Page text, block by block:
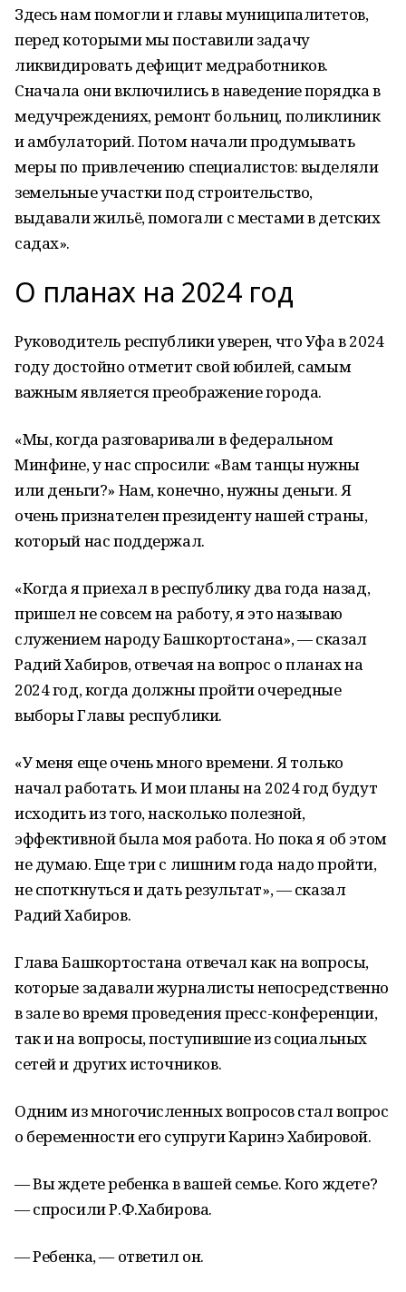
Здесь нам помогли и главы муниципалитетов,
перед которыми мы поставили задачу
ликвидировать дефицит медработников.
Сначала они включились в наведение порядка в
медучреждениях, ремонт больниц, поликлиник
и амбулаторий. Потом начали продумывать
меры по привлечению специалистов: выделяли
земельные участки под строительство,
выдавали жильё, помогали с местами в детских
садах».
О планах на 2024 год
Руководитель республики уверен, что Уфа в 2024
году достойно отметит свой юбилей, самым
важным является преображение города.
«Мы, когда разговаривали в федеральном
Минфине, у нас спросили: «Вам танцы нужны
или деньги?» Нам, конечно, нужны деньги. Я
очень признателен президенту нашей страны,
который нас поддержал.
«Когда я приехал в республику два года назад,
пришел не совсем на работу, я это называю
служением народу Башкортостана», — сказал
Радий Хабиров, отвечая на вопрос о планах на
2024 год, когда должны пройти очередные
выборы Главы республики.
«У меня еще очень много времени. Я только
начал работать. И мои планы на 2024 год будут
исходить из того, насколько полезной,
эффективной была моя работа. Но пока я об этом
не думаю. Еще три с лишним года надо пройти,
не споткнуться и дать результат», — сказал
Радий Хабиров.
Глава Башкортостана отвечал как на вопросы,
которые задавали журналисты непосредственно
в зале во время проведения пресс-конференции,
так и на вопросы, поступившие из социальных
сетей и других источников.
Одним из многочисленных вопросов стал вопрос
о беременности его супруги Каринэ Хабировой.
— Вы ждете ребенка в вашей семье. Кого ждете?
— спросили Р.Ф.Хабирова.
— Ребенка, — ответил он.